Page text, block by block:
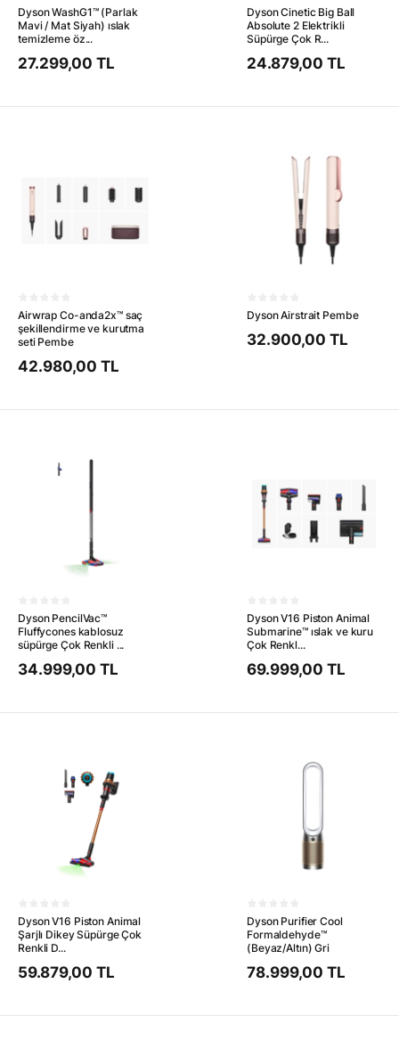
Dyson WashG1™ (Parlak
Mavi / Mat Siyah) ıslak
temizleme öz...
27.299,00 TL
Dyson Cinetic Big Ball
Absolute 2 Elektrikli
Süpürge Çok R...
24.879,00 TL
Airwrap Co-anda2x™ saç
şekillendirme ve kurutma
seti Pembe
42.980,00 TL
Dyson Airstrait Pembe
32.900,00 TL
Dyson PencilVac™
Fluffycones kablosuz
süpürge Çok Renkli ...
34.999,00 TL
Dyson V16 Piston Animal
Submarine™ ıslak ve kuru
Çok Renkl...
69.999,00 TL
Dyson V16 Piston Animal
Şarjlı Dikey Süpürge Çok
Renkli D...
59.879,00 TL
Dyson Purifier Cool
Formaldehyde™
(Beyaz/Altın) Gri
78.999,00 TL